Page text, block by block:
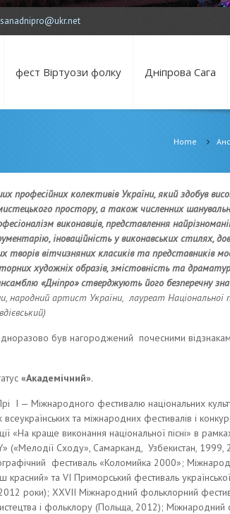
фест Віртуози фолку Дніпрова Сага
Home
професійних колек­тивів України, який здобув
простору, а також численних
виконавців, представ­лення
іноваційність у виконавських стилях,
творів вітчизняних класиків та представників
художніх обра­зів, змістовність та
«Дніпро» стверджують його безперечну
народний артист України, лауреат Національної
був нагороджений почесними
«Академічний».
І — Міжнародного фестивалю національних
та міжнародних фестивалів і
«На краще виконання національної пісні» в
(«Мелодії Сходу», Самарканд, Узбекистан,
фестиваль «Коломийка 2000»;
красний» та VI Приморський фестиваль
роки); XXVII Міжнародний фольклорний
і фольклору (Польща, 2012); Міжнародний